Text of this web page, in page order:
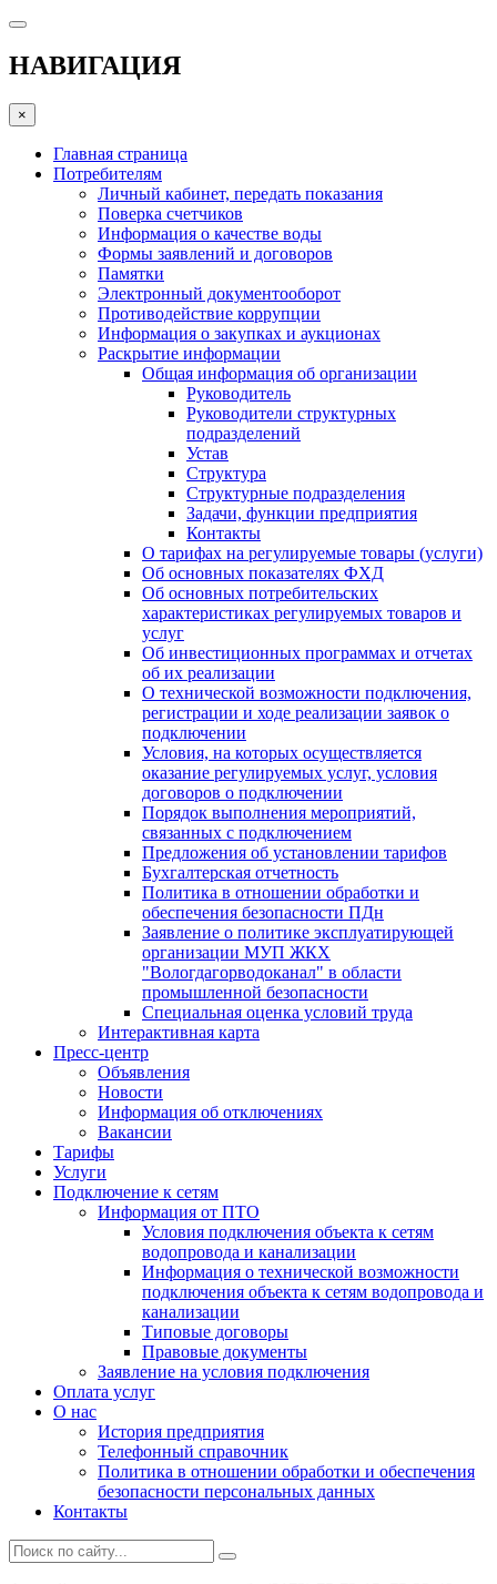
НАВИГАЦИЯ
×
Главная страница
Потребителям
Личный кабинет, передать показания
Поверка счетчиков
Информация о качестве воды
Формы заявлений и договоров
Памятки
Электронный документооборот
Противодействие коррупции
Информация о закупках и аукционах
Раскрытие информации
Общая информация об организации
Руководитель
Руководители структурных
подразделений
Устав
Структура
Структурные подразделения
Задачи, функции предприятия
Контакты
О тарифах на регулируемые товары (услуги)
Об основных показателях ФХД
Об основных потребительских
характеристиках регулируемых товаров и
услуг
Об инвестиционных программах и отчетах
об их реализации
О технической возможности подключения,
регистрации и ходе реализации заявок о
подключении
Условия, на которых осуществляется
оказание регулируемых услуг, условия
договоров о подключении
Порядок выполнения мероприятий,
связанных с подключением
Предложения об установлении тарифов
Бухгалтерская отчетность
Политика в отношении обработки и
обеспечения безопасности ПДн
Заявление о политике эксплуатирующей
организации МУП ЖКХ
"Вологдагорводоканал" в области
промышленной безопасности
Специальная оценка условий труда
Интерактивная карта
Пресс-центр
Объявления
Новости
Информация об отключениях
Вакансии
Тарифы
Услуги
Подключение к сетям
Информация от ПТО
Условия подключения объекта к сетям
водопровода и канализации
Информация о технической возможности
подключения объекта к сетям водопровода и
канализации
Типовые договоры
Правовые документы
Заявление на условия подключения
Оплата услуг
О нас
История предприятия
Телефонный справочник
Политика в отношении обработки и обеспечения
безопасности персональных данных
Контакты